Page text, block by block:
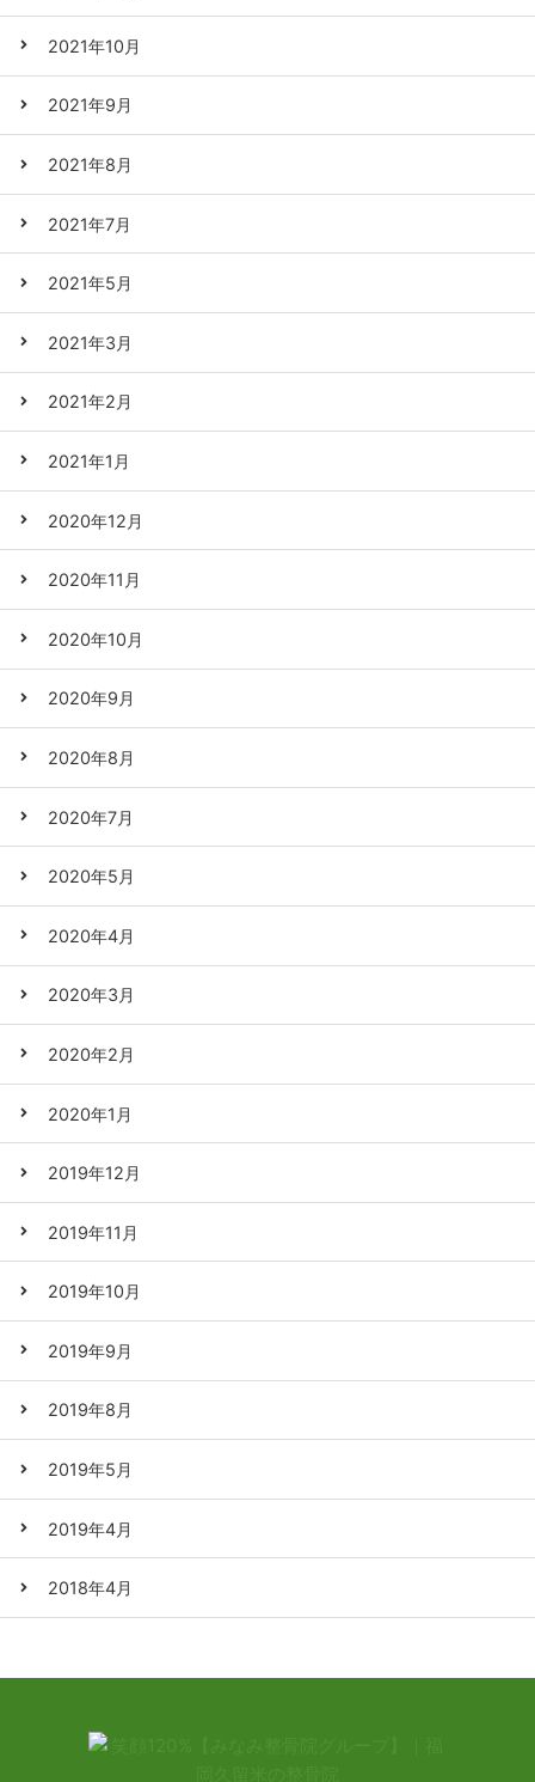
2021年10月
2021年9月
2021年8月
2021年7月
2021年5月
2021年3月
2021年2月
2021年1月
2020年12月
2020年11月
2020年10月
2020年9月
2020年8月
2020年7月
2020年5月
2020年4月
2020年3月
2020年2月
2020年1月
2019年12月
2019年11月
2019年10月
2019年9月
2019年8月
2019年5月
2019年4月
2018年4月